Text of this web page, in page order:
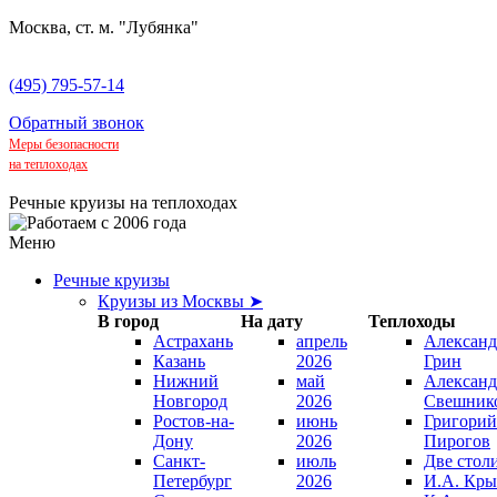
Москва, ст. м. "Лубянка"
(495) 795-57-14
Обратный звонок
Меры безопасности
на теплоходах
Речные круизы на теплоходах
Меню
Речные круизы
Круизы из Москвы ➤
В город
На дату
Теплоходы
Астрахань
Казань
Нижний
Новгород
Ростов-на-
Дону
Санкт-
Петербург
апрель
2026
май
2026
июнь
2026
июль
2026
Грин
Григорий
Пирогов
Две
И.А.